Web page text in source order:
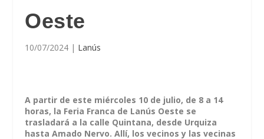
Oeste
10/07/2024 | Lanús
A partir de este miércoles 10 de julio, de 8 a 14
horas, la Feria Franca de Lanús Oeste se
trasladará a la calle Quintana, desde Urquiza
hasta Amado Nervo. Allí, los vecinos y las vecinas